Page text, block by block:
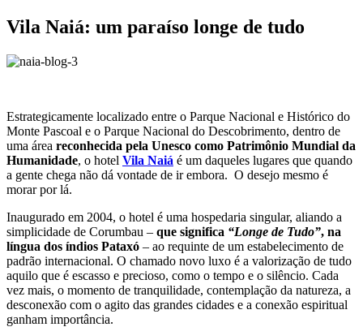
Vila Naiá: um paraíso longe de tudo
Estrategicamente localizado entre o Parque Nacional e Histórico do
Monte Pascoal e o Parque Nacional do Descobrimento, dentro de
uma área reconhecida pela Unesco como Patrimônio Mundial da
Humanidade, o hotel Vila Naiá é um daqueles lugares que quando
a gente chega não dá vontade de ir embora. O desejo mesmo é
morar por lá.
Inaugurado em 2004, o hotel é uma hospedaria singular, aliando a
simplicidade de Corumbau – que significa “Longe de Tudo”, na
língua dos índios Pataxó – ao requinte de um estabelecimento de
padrão internacional. O chamado novo luxo é a valorização de tudo
aquilo que é escasso e precioso, como o tempo e o silêncio. Cada
vez mais, o momento de tranquilidade, contemplação da natureza, a
desconexão com o agito das grandes cidades e a conexão espiritual
ganham importância.